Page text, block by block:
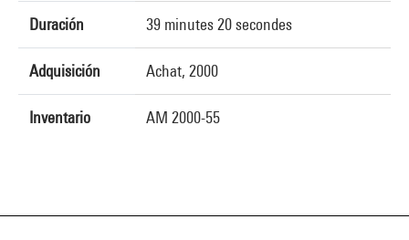
Duración 39 minutes 20 secondes
Adquisición Achat, 2000
Inventario AM 2000-55